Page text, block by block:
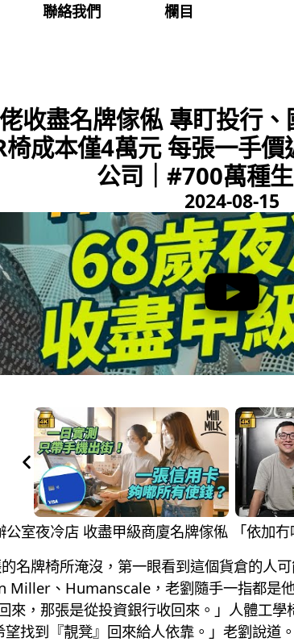
聯絡我們 欄目
收盡名牌傢俬 專盯投行
成本僅4萬元 每張一手
公司｜#700萬種
2024-08-15
室夜冷店 收盡甲級商廈名牌傢俬 「依加冇
名牌椅所淹沒，第一眼看到這個貨倉的人
Miller、Humanscale，老劉隨手一指都是
來，那張是從投資銀行收回來。」人體工
找到『靚凳』回來給人依靠。」老劉說道。